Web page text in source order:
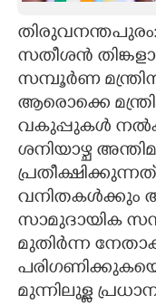
CARTOONS
LITERATURE
ZOOM
CONTACT US
തിരുവനന്തപുരം:
സതീശന്‍
സമ്പൂര്‍ണ
ആരൊക്കെ
വകുപ്പുകള്‍
ശനിയാഴ്ച
വനിതകള്‍ക്കും
സാമുദായിക
മുതിര്‍ന്ന
മുന്നിലുള്ള